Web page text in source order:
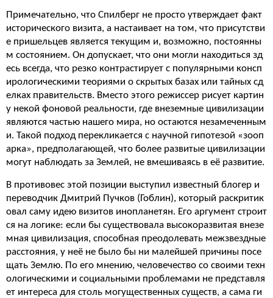
Примечательно, что Спилберг не просто утверждает факт
исторического визита, а настаивает на том, что присутстви
е пришельцев является текущим и, возможно, постоянны
м состоянием. Он допускает, что они могли находиться зд
есь всегда, что резко контрастирует с популярными консп
ирологическими теориями о скрытых базах или тайных сд
елках правительств. Вместо этого режиссер рисует картин
у некой фоновой реальности, где внеземные цивилизации
являются частью нашего мира, но остаются незамеченным
и. Такой подход перекликается с научной гипотезой «зооп
арка», предполагающей, что более развитые цивилизации
могут наблюдать за Землей, не вмешиваясь в её развитие.
В противовес этой позиции выступил известный блогер и
переводчик Дмитрий Пучков (Гоблин), который раскритик
овал саму идею визитов инопланетян. Его аргумент строит
ся на логике: если бы существовала высокоразвитая внезе
мная цивилизация, способная преодолевать межзвездные
расстояния, у неё не было бы ни малейшей причины посе
щать Землю. По его мнению, человечество со своими техн
ологическими и социальными проблемами не представля
ет интереса для столь могущественных существ, а сама ги